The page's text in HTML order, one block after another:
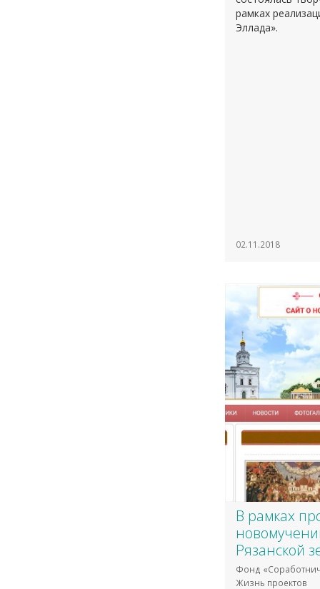
рамках
Эллада».
02.11.2018
В рамках
Рязанской
Фонд
Жизнь проектов